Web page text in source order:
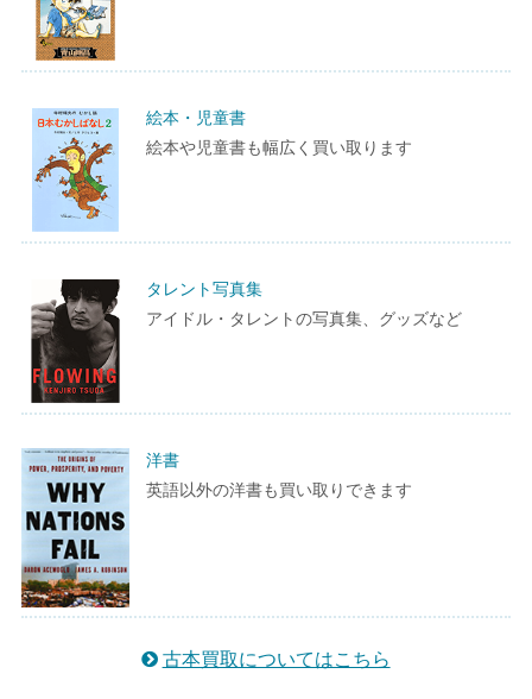
絵本・児童書
絵本や児童書も幅広く買い取ります
タレント写真集
アイドル・タレントの写真集、グッズなど
洋書
英語以外の洋書も買い取りできます
古本買取についてはこちら